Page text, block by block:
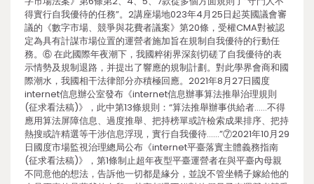
得實行自我優待的任務”。2講座場地023年4月25日起英國議會審
議的《數字市場、競爭與花費者議案》第20條，受權CMA對被認
定為具有計謀市場位置的運營者施加旨在規制自我優待的行動任
務。⑥ 在此國際年夜潮下，我國粹術界深刻切磋了自我優待的表
示情勢及規制退路，并提出了響應的規制計劃。對此學界會商和國
際潮水，我國相干法律部分亦積極回應。2021年8月27日國度
internet信息辦公室發布《internet信息辦事算法推舉治理規則
(征求看法稿)》，此中第13條規則：“算法推舉辦事供給者……不得
應用算法屏障信息、過度推舉、把持榜單或許檢索成果排序、把持
熱搜或許精選等干涉信息浮現，實行自我優待……”⑦2021年10月29
日國度市場監視治理總局公布《internet平臺落實主體義務指南
(征求看法稿)》，第1條制止超年夜型平臺運營者在與平臺內母親
不同意他的想法，告訴他一切都是緣分，並說不管坐轎子嫁給他的